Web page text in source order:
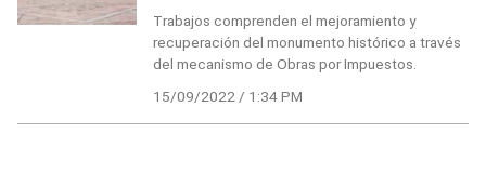
Trabajos comprenden el mejoramiento y
recuperación del monumento histórico a través
del mecanismo de Obras por Impuestos.
15/09/2022 / 1:34 PM